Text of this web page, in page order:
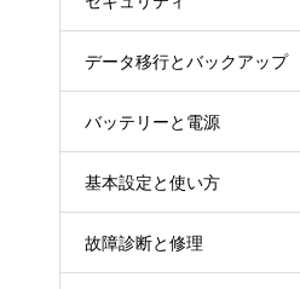
データ移行とバックアップ
バッテリーと電源
基本設定と使い方
故障診断と修理